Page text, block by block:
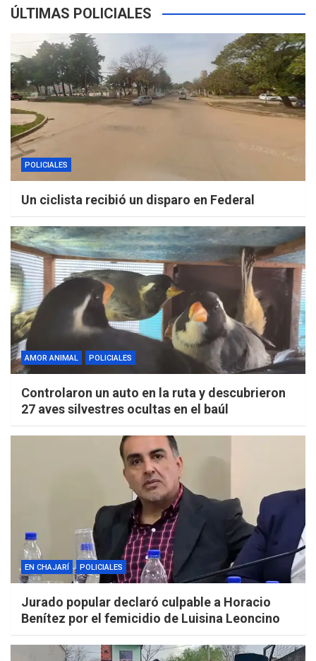
ÚLTIMAS POLICIALES
POLICIALES
Un ciclista recibió un disparo en Federal
AMOR ANIMAL POLICIALES
Controlaron un auto en la ruta y descubrieron
27 aves silvestres ocultas en el baúl
EN CHAJARÍ POLICIALES
Jurado popular declaró culpable a Horacio
Benítez por el femicidio de Luisina Leoncino